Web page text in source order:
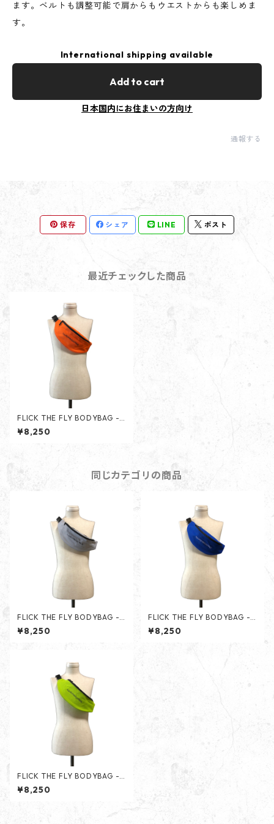
ます。ベルトも調整可能で肩からもウエストからも楽しめま
す。
International shipping available
Add to cart
日本国内にお住まいの方向け
通報する
保存 シェア LINE ポスト
最近チェックした商品
FLICK THE FLY BODYBAG -
ORANGE -
¥8,250
同じカテゴリの商品
FLICK THE FLY BODYBAG - L
IGHT GRAY -
¥8,250
FLICK THE FLY BODYBAG -
BLIGHT BLUE -
¥8,250
FLICK THE FLY BODYBAG - L
IME GREEN -
¥8,250